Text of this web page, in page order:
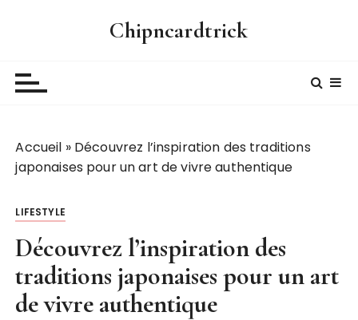
Chipncardtrick
Accueil » Découvrez l’inspiration des traditions
japonaises pour un art de vivre authentique
LIFESTYLE
Découvrez l’inspiration des
traditions japonaises pour un art
de vivre authentique